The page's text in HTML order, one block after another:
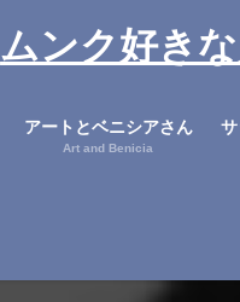
ムンク好き
アートとベニシアさん
Art and Benicia
サ